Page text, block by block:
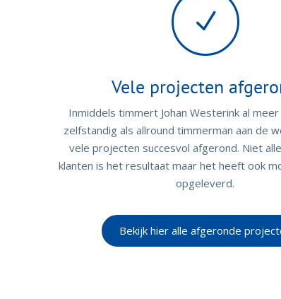
N
Vele projecten
Inmiddels timmert Johan Westerink al
zelfstandig als allround timmerman aan de
vele projecten succesvol afgerond. Niet
klanten is het resultaat maar het heeft ook
opgeleverd.
Bekijk hier alle afgeronde